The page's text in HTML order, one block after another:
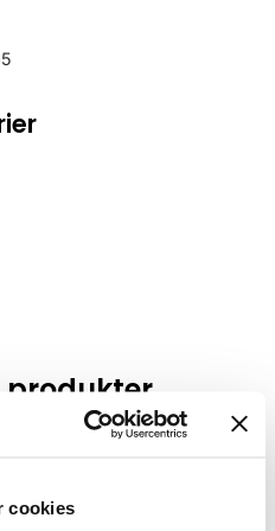
cookies
produkter